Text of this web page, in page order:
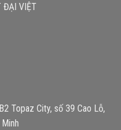
ĐẠI VIỆT
Topaz City, số 39 Cao Lỗ,